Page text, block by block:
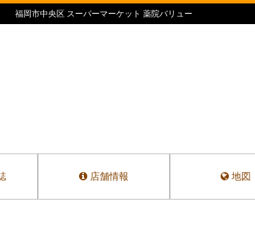
福岡市中央区 スーパーマーケット 薬院バリュー
店舗情報 地図